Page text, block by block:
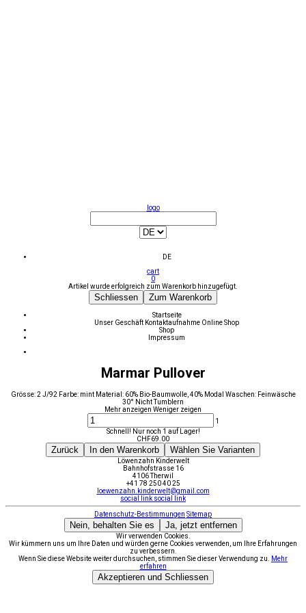
logo
DE
cart
0
Artikel wurde erfolgreich zum Warenkorb hinzugefügt.
Schliessen Zum Warenkorb
Startseite
Unser Geschäft Kontaktaufnahme Online Shop
Shop
Impressum
Marmar Pullover
Grösse: 2 J/92 Farbe: mint Material: 60% Bio-Baumwolle, 40% Modal Waschen: Feinwäsche
30° Nicht Tumblern
Mehr anzeigen Weniger zeigen
1
Schnell! Nur noch 1 auf Lager!
CHF69.00
Zurück In den Warenkorb Wählen Sie Varianten
Löwenzahn Kinderwelt
Bahnhofstrasse 16
4106 Therwil
+41 78 250 40 25
loewenzahn.kinderwelt@gmail.com
social link social link
Datenschutz-Bestimmungen Sitemap
Nein, behalten Sie es Ja, jetzt entfernen
Wir verwenden Cookies.
Wir kümmern uns um Ihre Daten und würden gerne Cookies verwenden, um Ihre Erfahrungen
zu verbessern.
Wenn Sie diese Website weiter durchsuchen, stimmen Sie dieser Verwendung zu.
Mehr
erfahren
Akzeptieren und Schliessen